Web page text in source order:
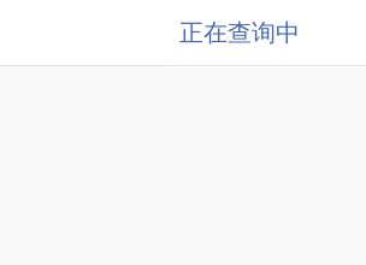
正在查询中